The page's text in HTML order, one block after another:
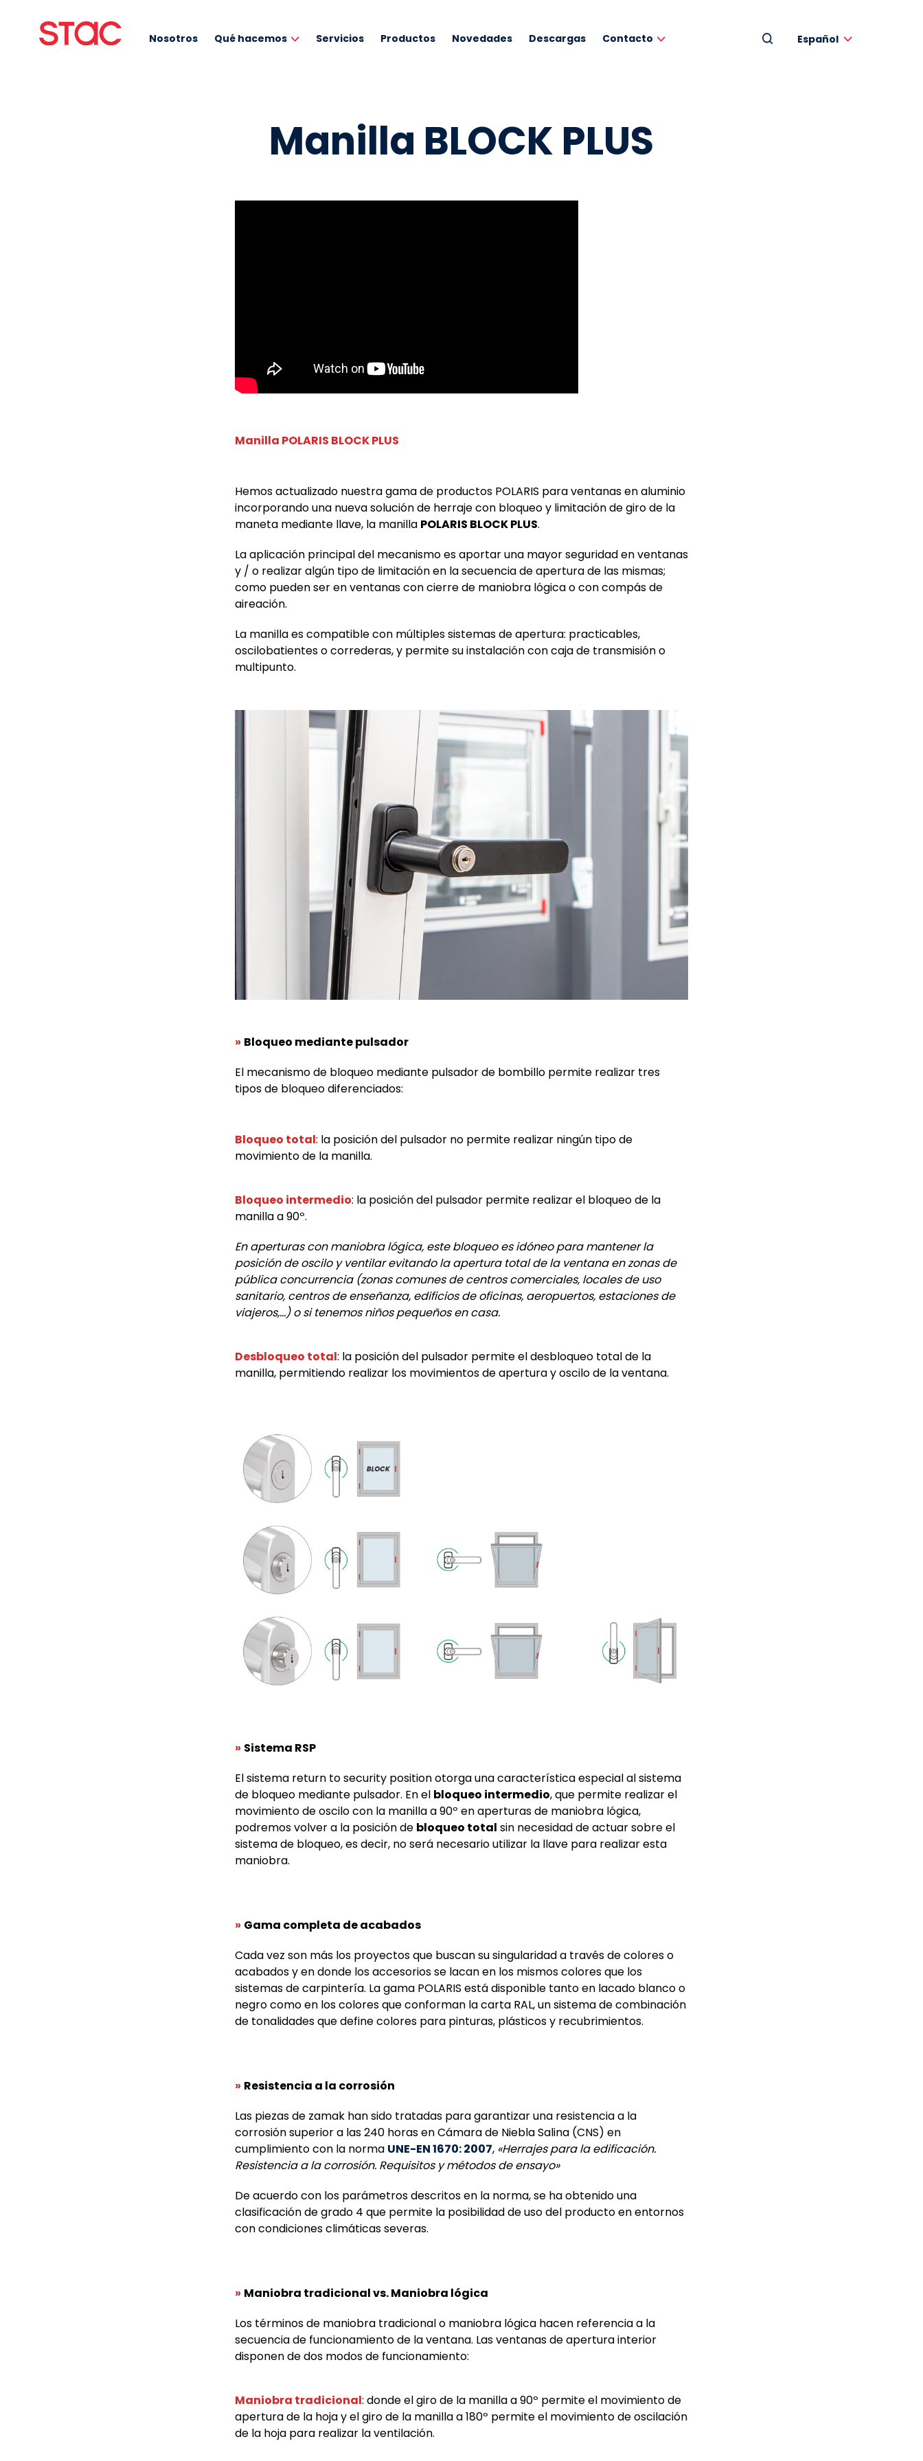
Nosotros Qué hacemos Servicios Productos Novedades Descargas Contacto Español
Manilla BLOCK PLUS
Manilla POLARIS BLOCK PLUS
Hemos actualizado nuestra gama de productos POLARIS para ventanas en aluminio
incorporando una nueva solución de herraje con bloqueo y limitación de giro de la
maneta mediante llave, la manilla POLARIS BLOCK PLUS.
La aplicación principal del mecanismo es aportar una mayor seguridad en ventanas
y / o realizar algún tipo de limitación en la secuencia de apertura de las mismas;
como pueden ser en ventanas con cierre de maniobra lógica o con compás de
aireación.
La manilla es compatible con múltiples sistemas de apertura: practicables,
oscilobatientes o correderas, y permite su instalación con caja de transmisión o
multipunto.
» Bloqueo mediante pulsador
El mecanismo de bloqueo mediante pulsador de bombillo permite realizar tres
tipos de bloqueo diferenciados:
Bloqueo total: la posición del pulsador no permite realizar ningún tipo de
movimiento de la manilla.
Bloqueo intermedio: la posición del pulsador permite realizar el bloqueo de la
manilla a 90º.
En aperturas con maniobra lógica, este bloqueo es idóneo para mantener la
posición de oscilo y ventilar evitando la apertura total de la ventana en zonas de
pública concurrencia (zonas comunes de centros comerciales, locales de uso
sanitario, centros de enseñanza, edificios de oficinas, aeropuertos, estaciones de
viajeros,…) o si tenemos niños pequeños en casa.
Desbloqueo total: la posición del pulsador permite el desbloqueo total de la
manilla, permitiendo realizar los movimientos de apertura y oscilo de la ventana.
» Sistema RSP
El sistema return to security position otorga una característica especial al sistema
de bloqueo mediante pulsador. En el bloqueo intermedio, que permite realizar el
movimiento de oscilo con la manilla a 90º en aperturas de maniobra lógica,
podremos volver a la posición de bloqueo total sin necesidad de actuar sobre el
sistema de bloqueo, es decir, no será necesario utilizar la llave para realizar esta
maniobra.
» Gama completa de acabados
Cada vez son más los proyectos que buscan su singularidad a través de colores o
acabados y en donde los accesorios se lacan en los mismos colores que los
sistemas de carpintería. La gama POLARIS está disponible tanto en lacado blanco o
negro como en los colores que conforman la carta RAL, un sistema de combinación
de tonalidades que define colores para pinturas, plásticos y recubrimientos.
» Resistencia a la corrosión
Las piezas de zamak han sido tratadas para garantizar una resistencia a la
corrosión superior a las 240 horas en Cámara de Niebla Salina (CNS) en
cumplimiento con la norma UNE-EN 1670: 2007, «Herrajes para la edificación.
Resistencia a la corrosión. Requisitos y métodos de ensayo»
De acuerdo con los parámetros descritos en la norma, se ha obtenido una
clasificación de grado 4 que permite la posibilidad de uso del producto en entornos
con condiciones climáticas severas.
» Maniobra tradicional vs. Maniobra lógica
Los términos de maniobra tradicional o maniobra lógica hacen referencia a la
secuencia de funcionamiento de la ventana. Las ventanas de apertura interior
disponen de dos modos de funcionamiento:
Maniobra tradicional: donde el giro de la manilla a 90º permite el movimiento de
apertura de la hoja y el giro de la manilla a 180º permite el movimiento de oscilación
de la hoja para realizar la ventilación.